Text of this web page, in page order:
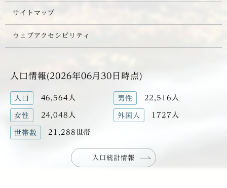
サイトマップ
ウェブアクセシビリティ
人口情報(2026年06月30日時点)
人口 46,564人 男性 22,516人
女性 24,048人 外国人 1727人
世帯数 21,288世帯
人口統計情報